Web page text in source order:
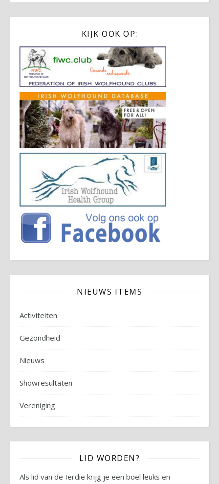
KIJK OOK OP:
NIEUWS ITEMS
Activiteiten
Gezondheid
Nieuws
Showresultaten
Vereniging
LID WORDEN?
Als lid van de Ierdie krijg je een boel leuks en